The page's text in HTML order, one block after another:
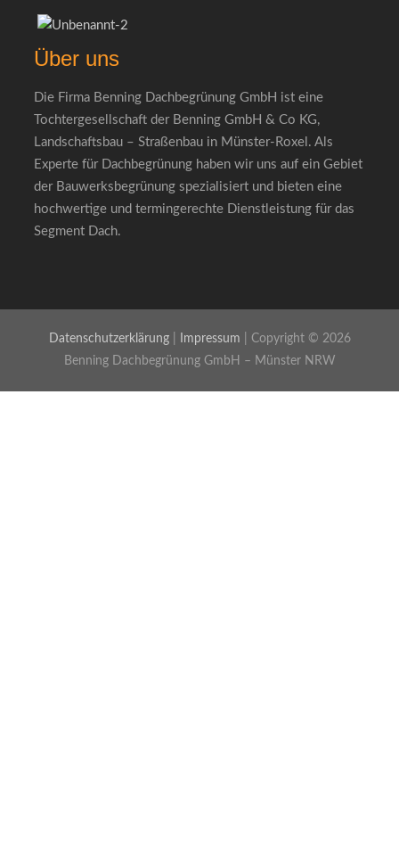
Über uns
Die Firma Benning Dachbegrünung GmbH ist eine
Tochtergesellschaft der Benning GmbH & Co KG,
Landschaftsbau – Straßenbau in Münster-Roxel. Als
Experte für Dachbegrünung haben wir uns auf ein Gebiet
der Bauwerksbegrünung spezialisiert und bieten eine
hochwertige und termingerechte Dienstleistung für das
Segment Dach.
Datenschutzerklärung| Impressum | Copyright © 2026
Benning Dachbegrünung GmbH – Münster NRW